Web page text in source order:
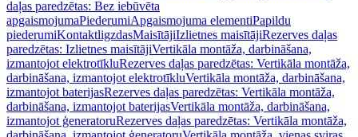
daļas paredzētas: Bez iebūvēta
apgaismojumaPiederumiApgaismojuma elementiPapildu
piederumiKontaktligzdasMaisītājiIzlietnes maisītājiRezerves daļas
paredzētas: Izlietnes maisītājiVertikāla montāža, darbināšana,
izmantojot elektrotīkluRezerves daļas paredzētas: Vertikāla montāža,
darbināšana, izmantojot elektrotīkluVertikāla montāža, darbināšana,
izmantojot baterijasRezerves daļas paredzētas: Vertikāla montāža,
darbināšana, izmantojot baterijasVertikāla montāža, darbināšana,
izmantojot ģeneratoruRezerves daļas paredzētas: Vertikāla montāža,